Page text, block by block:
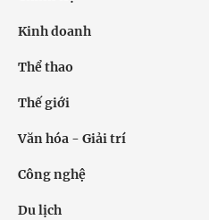
Kinh doanh
Thể thao
Thế giới
Văn hóa - Giải trí
Công nghệ
Du lịch